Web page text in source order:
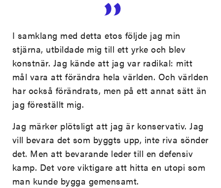
I samklang med detta etos följde jag min
stjärna, utbildade mig till ett yrke och blev
konstnär. Jag kände att jag var radikal: mitt
mål vara att förändra hela världen. Och världen
har också förändrats, men på ett annat sätt än
jag föreställt mig.
Jag märker plötsligt att jag är konservativ. Jag
vill bevara det som byggts upp, inte riva sönder
det. Men att bevarande leder till en defensiv
kamp. Det vore viktigare att hitta en utopi som
man kunde bygga gemensamt.